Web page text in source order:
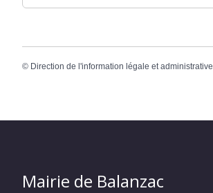
© Direction de l'information légale et administrative
Mairie de Balanzac